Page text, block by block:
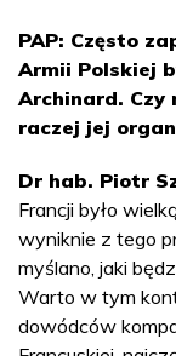
PAP: Często
Armii Polskiej
Archinard. Czy
raczej jej
Dr hab. Piotr
Francji było
wyniknie z tego
myślano, jaki
Warto w tym
dowódców